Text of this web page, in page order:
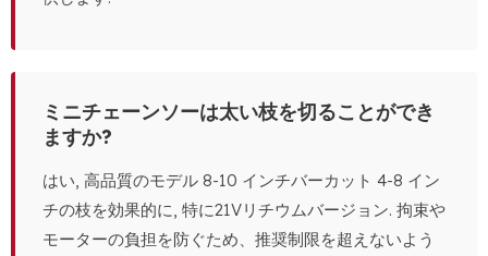
ミニチェーンソーは太い枝を切ることができ
ますか?
はい, 高品質のモデル 8-10 インチバーカット 4-8 イン
チの枝を効果的に, 特に21Vリチウムバージョン. 拘束や
モーターの負担を防ぐため、推奨制限を超えないよう